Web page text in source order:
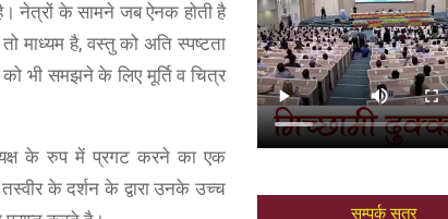
नेत्रों के सामने जब ऐनक होती है
माध्यम है, वस्तु को अति स्पष्टता
भी समझने के लिए मूर्ति व चित्र
के रुप में प्रगट करने का एक
के दर्शन के द्वारा उनके उच्च
सम्पर्क सुत्र